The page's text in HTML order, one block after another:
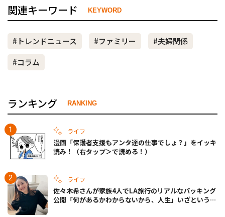
関連キーワード KEYWORD
#トレンドニュース #ファミリー
#夫婦関係
#コラム
ランキング RANKING
ライフ
漫画「保護者支援もアンタ達の仕事でしょ？」をイッキ
読み！（右タップ＞で読める！）
ライフ
佐々木希さんが家族4人でLA旅行のリアルなパッキング
公開「何があるかわからないから、人生」いざというと